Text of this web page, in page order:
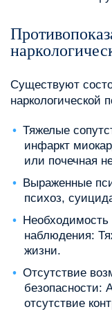
Существуют
наркологической
Тяжелые
инфаркт
или почечная
Выраженные
психоз,
Необходимость
наблюдения:
жизни.
Отсутствие
безопасности:
отсутствие